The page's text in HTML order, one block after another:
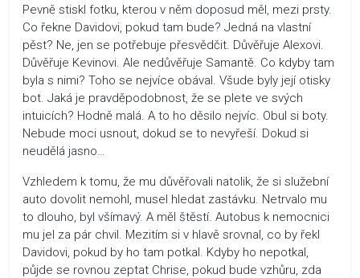
Pevně stiskl fotku, kterou v něm doposud měl, mezi prsty.
Co řekne Davidovi, pokud tam bude? Jedná na vlastní
pěst? Ne, jen se potřebuje přesvědčit. Důvěřuje Alexovi.
Důvěřuje Kevinovi. Ale nedůvěřuje Samantě. Co kdyby tam
byla s nimi? Toho se nejvíce obával. Všude byly její otisky
bot. Jaká je pravděpodobnost, že se plete ve svých
intuicích? Hodně malá. A to ho děsilo nejvíc. Obul si boty.
Nebude moci usnout, dokud se to nevyřeší. Dokud si
neudělá jasno…
Vzhledem k tomu, že mu důvěřovali natolik, že si služební
auto dovolit nemohl, musel hledat zastávku. Netrvalo mu
to dlouho, byl všímavý. A měl štěstí. Autobus k nemocnici
mu jel za pár chvil. Mezitím si v hlavě srovnal, co by řekl
Davidovi, pokud by ho tam potkal. Kdyby ho nepotkal,
půjde se rovnou zeptat Chrise, pokud bude vzhůru, zda